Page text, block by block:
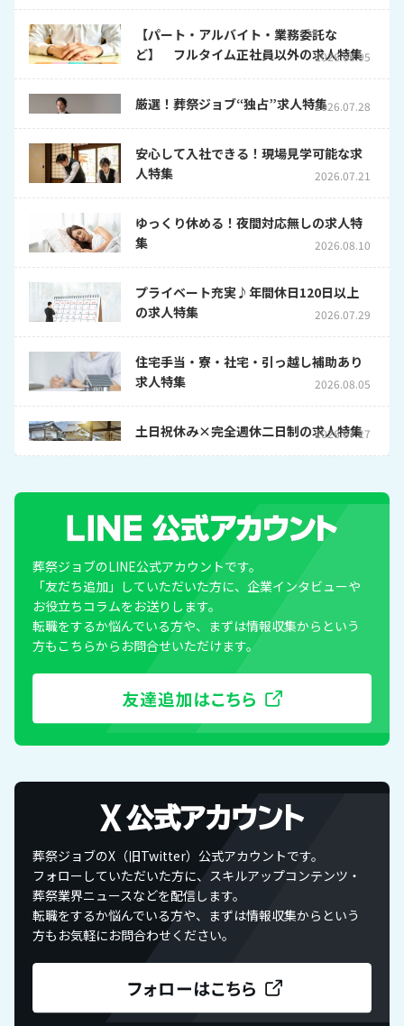
【パート・アルバイト・業務委託な
ど】 フルタイム正社員以外の求人特集
2026.08.05
厳選！葬祭ジョブ“独占”求人特集2026.07.28
安心して入社できる！現場見学可能な求
人特集
2026.07.21
ゆっくり休める！夜間対応無しの求人特
集
2026.08.10
プライベート充実♪年間休日120日以上
の求人特集
2026.07.29
住宅手当・寮・社宅・引っ越し補助あり
求人特集
2026.08.05
土日祝休み×完全週休二日制の求人特集
2026.07.27
葬祭ジョブのLINE公式アカウントです。
「友だち追加」していただいた方に、企業インタビューや
お役立ちコラムをお送りします。
転職をするか悩んでいる方や、まずは情報収集からという
方もこちらからお問合せいただけます。
葬祭ジョブのX（旧Twitter）公式アカウントです。
フォローしていただいた方に、スキルアップコンテンツ・
葬祭業界ニュースなどを配信します。
転職をするか悩んでいる方や、まずは情報収集からという
方もお気軽にお問合わせください。